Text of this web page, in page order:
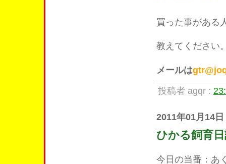
買った事がある
教えてください
メールは
投稿者 agqr :
2011年01月14日
ひかる飼育
今日の当番：あ